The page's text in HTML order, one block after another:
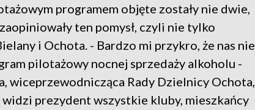
programem objęte zostały nie dwie,
ten pomysł, czyli nie tylko
i Ochota. - Bardzo mi przykro, że nas nie
pilotażowy nocnej sprzedaży alkoholu -
wiceprzewodnicząca Rady Dzielnicy Ochota,
prezydent wszystkie kluby, mieszkańcy